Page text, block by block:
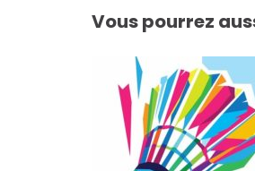
l’article
Vous pourrez